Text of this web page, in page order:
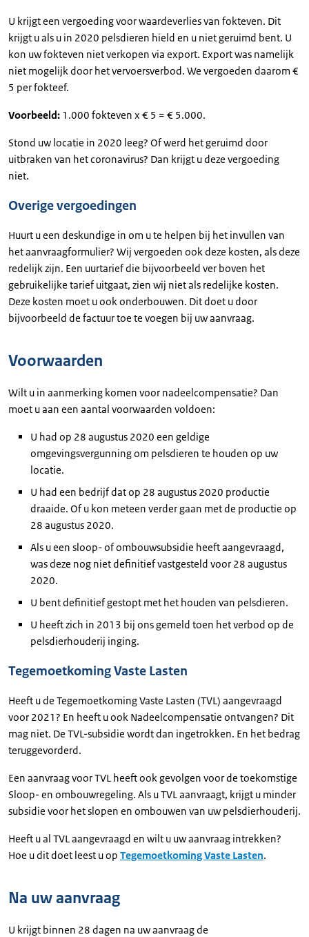
U krijgt een vergoeding voor waardeverlies van fokteven. Dit
krijgt u als u in 2020 pelsdieren hield en u niet geruimd bent. U
kon uw fokteven niet verkopen via export. Export was namelijk
niet mogelijk door het vervoersverbod. We vergoeden daarom €
5 per fokteef.
Voorbeeld: 1.000 fokteven x € 5 = € 5.000.
Stond uw locatie in 2020 leeg? Of werd het geruimd door
uitbraken van het coronavirus? Dan krijgt u deze vergoeding
niet.
Overige vergoedingen
Huurt u een deskundige in om u te helpen bij het invullen van
het aanvraagformulier? Wij vergoeden ook deze kosten, als deze
redelijk zijn. Een uurtarief die bijvoorbeeld ver boven het
gebruikelijke tarief uitgaat, zien wij niet als redelijke kosten.
Deze kosten moet u ook onderbouwen. Dit doet u door
bijvoorbeeld de factuur toe te voegen bij uw aanvraag.
Voorwaarden
Wilt u in aanmerking komen voor nadeelcompensatie? Dan
moet u aan een aantal voorwaarden voldoen:
U had op 28 augustus 2020 een geldige
omgevingsvergunning om pelsdieren te houden op uw
locatie.
U had een bedrijf dat op 28 augustus 2020 productie
draaide. Of u kon meteen verder gaan met de productie op
28 augustus 2020.
Als u een sloop- of ombouwsubsidie heeft aangevraagd,
was deze nog niet definitief vastgesteld voor 28 augustus
2020.
U bent definitief gestopt met het houden van pelsdieren.
U heeft zich in 2013 bij ons gemeld toen het verbod op de
pelsdierhouderij inging.
Tegemoetkoming Vaste Lasten
Heeft u de Tegemoetkoming Vaste Lasten (TVL) aangevraagd
voor 2021? En heeft u ook Nadeelcompensatie ontvangen? Dit
mag niet. De TVL-subsidie wordt dan ingetrokken. En het bedrag
teruggevorderd.
Een aanvraag voor TVL heeft ook gevolgen voor de toekomstige
Sloop- en ombouwregeling. Als u TVL aanvraagt, krijgt u minder
subsidie voor het slopen en ombouwen van uw pelsdierhouderij.
Heeft u al TVL aangevraagd en wilt u uw aanvraag intrekken?
Hoe u dit doet leest u op Tegemoetkoming Vaste Lasten.
Na uw aanvraag
U krijgt binnen 28 dagen na uw aanvraag de